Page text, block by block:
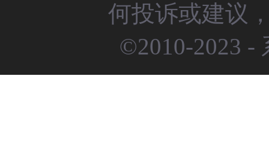
何投诉或建议
©2010-2023 -